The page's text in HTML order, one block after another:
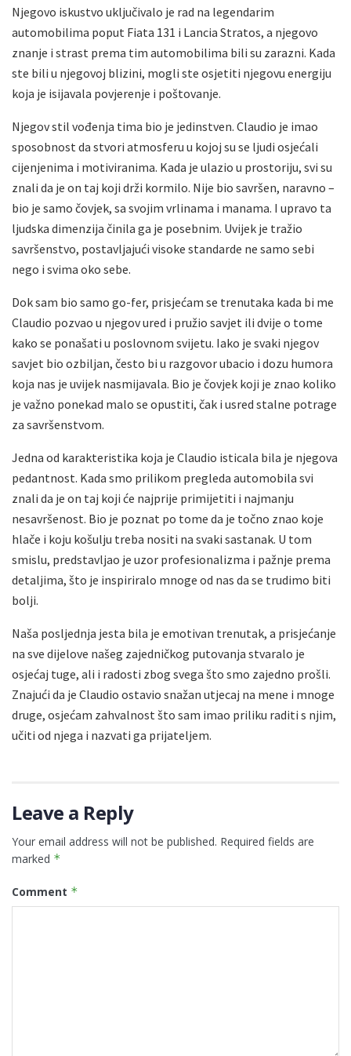
Njegovo iskustvo uključivalo je rad na legendarim
automobilima poput Fiata 131 i Lancia Stratos, a njegovo
znanje i strast prema tim automobilima bili su zarazni. Kada
ste bili u njegovoj blizini, mogli ste osjetiti njegovu energiju
koja je isijavala povjerenje i poštovanje.
Njegov stil vođenja tima bio je jedinstven. Claudio je imao
sposobnost da stvori atmosferu u kojoj su se ljudi osjećali
cijenjenima i motiviranima. Kada je ulazio u prostoriju, svi su
znali da je on taj koji drži kormilo. Nije bio savršen, naravno –
bio je samo čovjek, sa svojim vrlinama i manama. I upravo ta
ljudska dimenzija činila ga je posebnim. Uvijek je tražio
savršenstvo, postavljajući visoke standarde ne samo sebi
nego i svima oko sebe.
Dok sam bio samo go-fer, prisjećam se trenutaka kada bi me
Claudio pozvao u njegov ured i pružio savjet ili dvije o tome
kako se ponašati u poslovnom svijetu. Iako je svaki njegov
savjet bio ozbiljan, često bi u razgovor ubacio i dozu humora
koja nas je uvijek nasmijavala. Bio je čovjek koji je znao koliko
je važno ponekad malo se opustiti, čak i usred stalne potrage
za savršenstvom.
Jedna od karakteristika koja je Claudio isticala bila je njegova
pedantnost. Kada smo prilikom pregleda automobila svi
znali da je on taj koji će najprije primijetiti i najmanju
nesavršenost. Bio je poznat po tome da je točno znao koje
hlače i koju košulju treba nositi na svaki sastanak. U tom
smislu, predstavljao je uzor profesionalizma i pažnje prema
detaljima, što je inspiriralo mnoge od nas da se trudimo biti
bolji.
Naša posljednja jesta bila je emotivan trenutak, a prisjećanje
na sve dijelove našeg zajedničkog putovanja stvaralo je
osjećaj tuge, ali i radosti zbog svega što smo zajedno prošli.
Znajući da je Claudio ostavio snažan utjecaj na mene i mnoge
druge, osjećam zahvalnost što sam imao priliku raditi s njim,
učiti od njega i nazvati ga prijateljem.
Leave a Reply
Your email address will not be published. Required fields are
marked *
Comment *